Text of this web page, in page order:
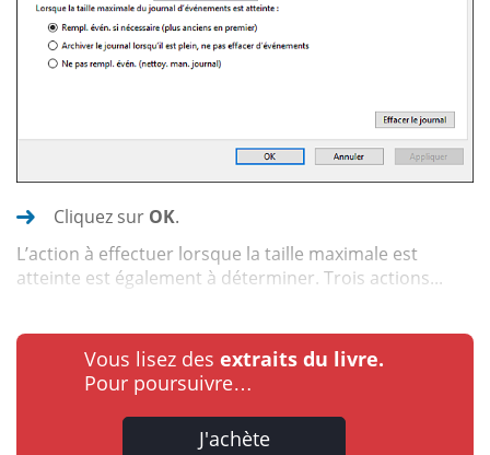
Cliquez sur OK.
L’action à effectuer lorsque la taille maximale est
atteinte est également à déterminer. Trois actions...
Vous lisez des extraits du livre.
Pour poursuivre…
J'achète